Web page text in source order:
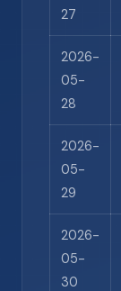
27
2026-
05-
28
2026-
05-
29
2026-
05-
30